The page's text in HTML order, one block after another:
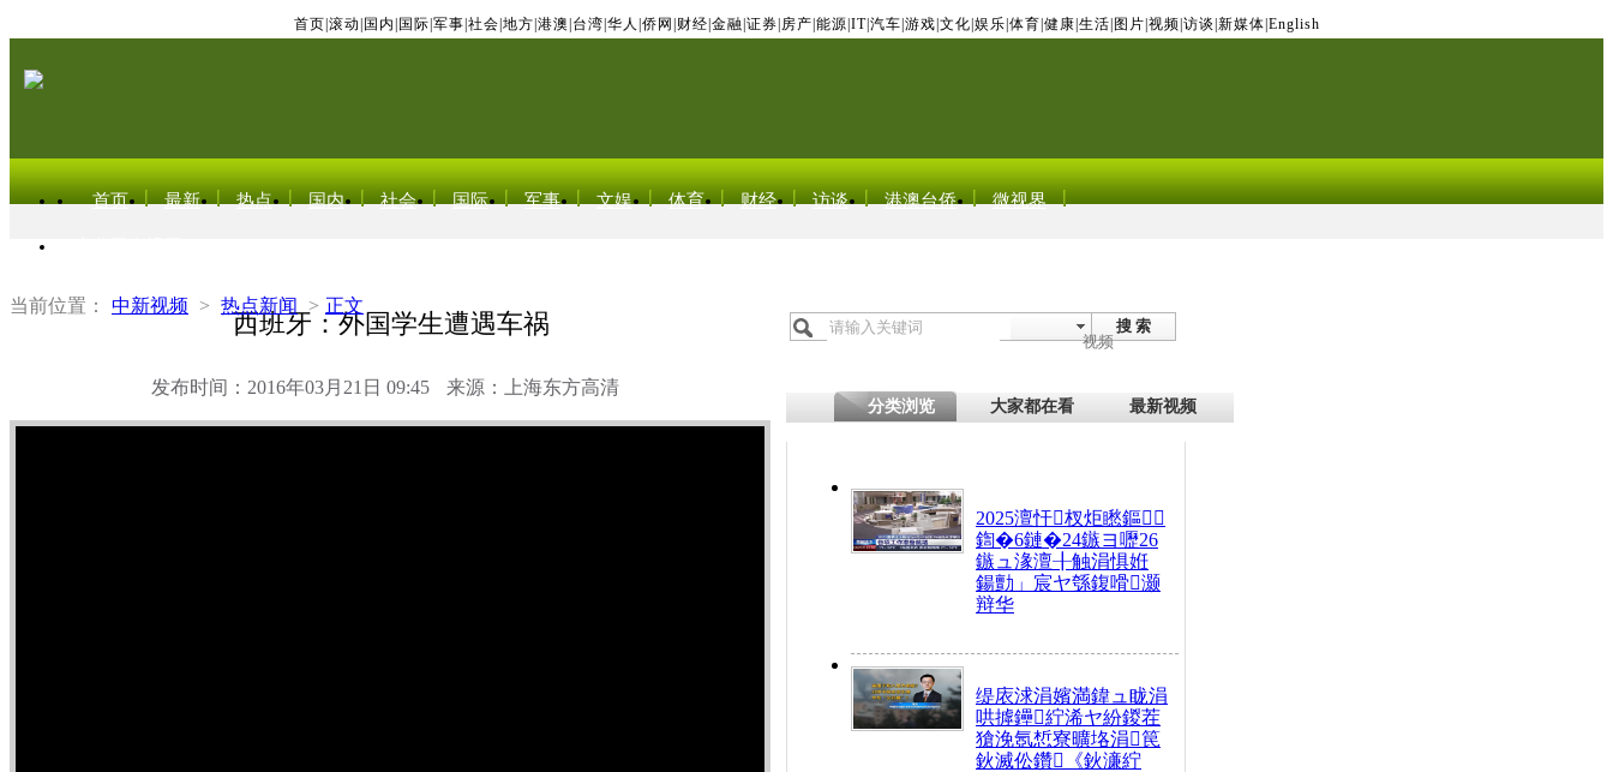
首页 滚动 国内 国际 军事 社会 地方 港澳 台湾 华人 侨网 财经 金融 证券 房产 能源 IT| 汽车 游戏 文化 娱乐 体育 健康 生活 图片 视频 访谈 新媒体 English
首页 最新 热点 国内 社会 国际 军事 文娱 体育 财经 访谈 港澳台侨 微视界
当前位置： 中新视频 > 热点新闻 > 正文
西班牙：外国学生遭遇车祸
发布时间：2016年03月21日 09:45 来源：上海东方高清
搜 索
视频
分类浏览 大家都在看 最新视频
2025澶忓杈炬矁鏂
鍧�6鏈�24鏃ヨ嚦26
鏃ュ湪澶╂触涓惧姙
鍚勯」宸ヤ綔鍑嗗灏
辩华
缇庡浗涓嬪満鍏ュ眬涓
哄摢鑸紵浠ヤ紛鍐茬
獊浼氬惁寮曠垎涓笢
鈥滅伀鑽《鈥濓紵